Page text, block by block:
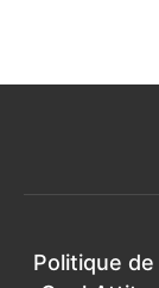
Politique